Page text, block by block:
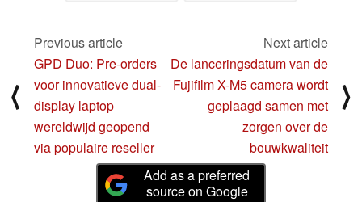
⟨
Previous article
GPD Duo: Pre-orders
voor innovatieve dual-
display laptop
wereldwijd geopend
via populaire reseller
Next article
De lanceringsdatum van de
Fujifilm X-M5 camera wordt
geplaagd samen met
zorgen over de
bouwkwaliteit
⟩
Add as a preferred
source on Google